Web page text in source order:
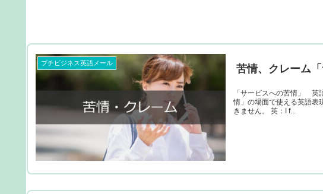
プチビジネス英語メール
苦情、クレーム「
「サービスへの苦情」 英語例文、英語表現 英文メー
情」の場面で使える英語表現（英語例文）
きません。 英：I f...